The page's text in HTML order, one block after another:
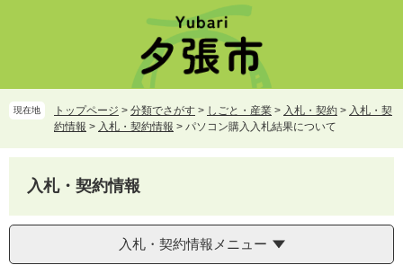
頭
で
飛
ば
て
へ
現在地 トップページ > 分類でさがす > しごと・産業 > 入札・契約 > 入札・契
約情報 > 入札・契約情報 > パソコン購入入札結果について
入札・契約情報
入札・契約情報メニュー